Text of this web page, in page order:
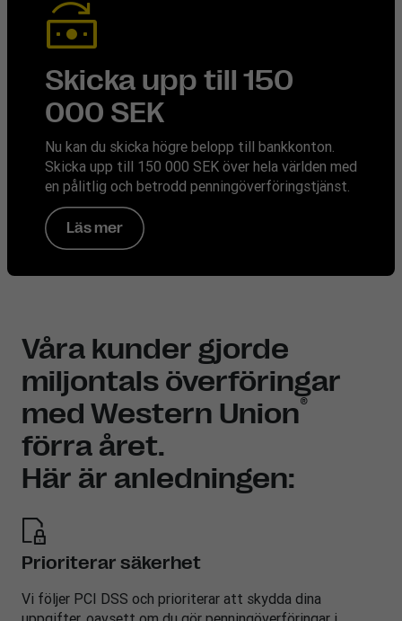
Skicka upp till 150
000 SEK
Nu kan du skicka högre belopp till bankkonton.
Skicka upp till 150 000 SEK över hela världen med
en pålitlig och betrodd penningöverföringstjänst.
Läs mer
Våra kunder gjorde
miljontals överföringar
med Western Union®
förra året.
Här är anledningen:
Prioriterar säkerhet
Vi följer PCI DSS och prioriterar att skydda dina